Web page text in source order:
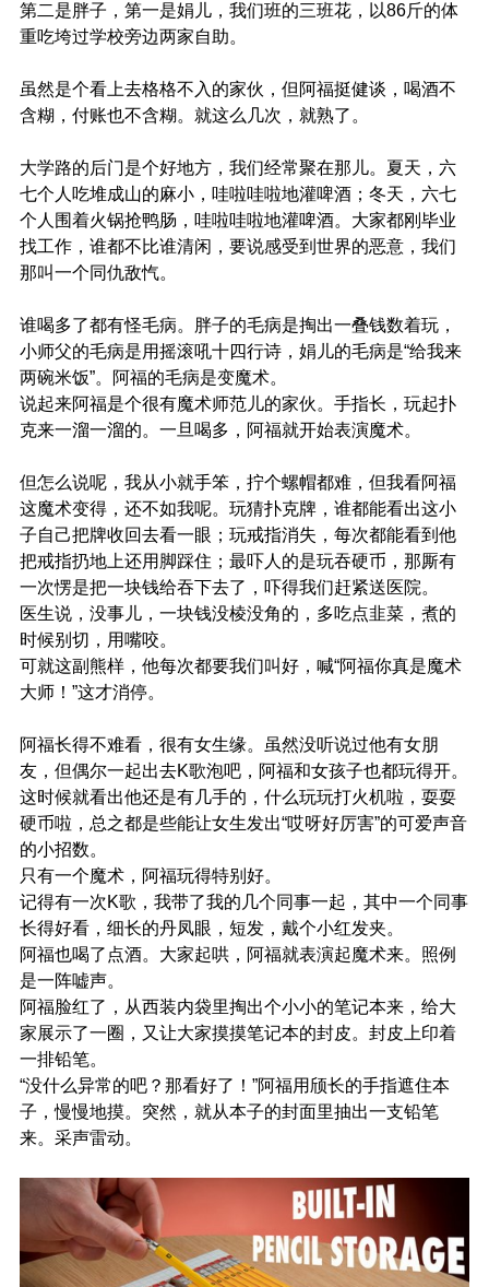
第二是胖子，第一是娟儿，我们班的三班花，以86斤的体
重吃垮过学校旁边两家自助。
虽然是个看上去格格不入的家伙，但阿福挺健谈，喝酒不
含糊，付账也不含糊。就这么几次，就熟了。
大学路的后门是个好地方，我们经常聚在那儿。夏天，六
七个人吃堆成山的麻小，哇啦哇啦地灌啤酒；冬天，六七
个人围着火锅抢鸭肠，哇啦哇啦地灌啤酒。大家都刚毕业
找工作，谁都不比谁清闲，要说感受到世界的恶意，我们
那叫一个同仇敌忾。
谁喝多了都有怪毛病。胖子的毛病是掏出一叠钱数着玩，
小师父的毛病是用摇滚吼十四行诗，娟儿的毛病是“给我来
两碗米饭”。阿福的毛病是变魔术。
说起来阿福是个很有魔术师范儿的家伙。手指长，玩起扑
克来一溜一溜的。一旦喝多，阿福就开始表演魔术。
但怎么说呢，我从小就手笨，拧个螺帽都难，但我看阿福
这魔术变得，还不如我呢。玩猜扑克牌，谁都能看出这小
子自己把牌收回去看一眼；玩戒指消失，每次都能看到他
把戒指扔地上还用脚踩住；最吓人的是玩吞硬币，那厮有
一次愣是把一块钱给吞下去了，吓得我们赶紧送医院。
医生说，没事儿，一块钱没棱没角的，多吃点韭菜，煮的
时候别切，用嘴咬。
可就这副熊样，他每次都要我们叫好，喊“阿福你真是魔术
大师！”这才消停。
阿福长得不难看，很有女生缘。虽然没听说过他有女朋
友，但偶尔一起出去K歌泡吧，阿福和女孩子也都玩得开。
这时候就看出他还是有几手的，什么玩玩打火机啦，耍耍
硬币啦，总之都是些能让女生发出“哎呀好厉害”的可爱声音
的小招数。
只有一个魔术，阿福玩得特别好。
记得有一次K歌，我带了我的几个同事一起，其中一个同事
长得好看，细长的丹凤眼，短发，戴个小红发夹。
阿福也喝了点酒。大家起哄，阿福就表演起魔术来。照例
是一阵嘘声。
阿福脸红了，从西装内袋里掏出个小小的笔记本来，给大
家展示了一圈，又让大家摸摸笔记本的封皮。封皮上印着
一排铅笔。
“没什么异常的吧？那看好了！”阿福用颀长的手指遮住本
子，慢慢地摸。突然，就从本子的封面里抽出一支铅笔
来。采声雷动。